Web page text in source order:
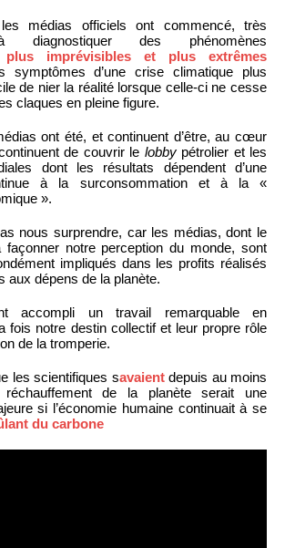
médias officiels ont commencé, très
diagnostiquer des phénomènes
plus imprévisibles et plus extrêmes
symptômes d’une crise climatique plus
de nier la réalité lorsque celle-ci ne cesse
claques en pleine figure.
ont été, et continuent d’être, au cœur
de couvrir le lobbypétrolier et les
dont les résultats dépendent d’une
à la surconsommation et à la «
».
nous surprendre, car les médias, dont le
notre perception du monde, sont
impliqués dans les profits réalisés
aux dépens de la planète.
accompli un travail remarquable en
fois notre destin collectif et leur propre rôle
de la tromperie.
les scientifiques savaientdepuis au moins
de la planète serait une
si l’économie humaine continuait à se
du carbone